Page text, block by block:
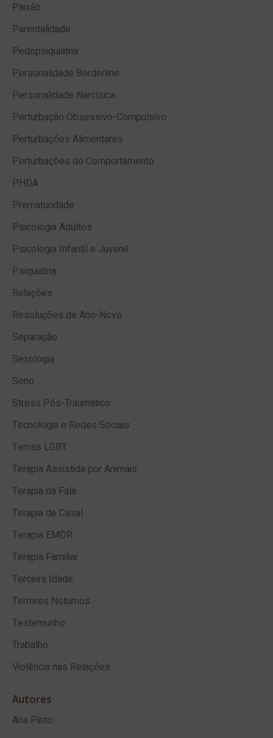
Paixão
Parentalidade
Pedopsiquiatria
Personalidade Borderline
Personalidade Narcísica
Perturbação Obsessivo-Compulsivo
Perturbações Alimentares
Perturbações do Comportamento
PHDA
Prematuridade
Psicologia Adultos
Psicologia Infantil e Juvenil
Psiquiatria
Relações
Resoluções de Ano-Novo
Separação
Sexologia
Sono
Stress Pós-Traumático
Tecnologia e Redes Sociais
Temas LGBT
Terapia Assistida por Animais
Terapia da Fala
Terapia de Casal
Terapia EMDR
Terapia Familiar
Terceira Idade
Terrores Noturnos
Testemunho
Trabalho
Violência nas Relações
Autores
Ana Pinto